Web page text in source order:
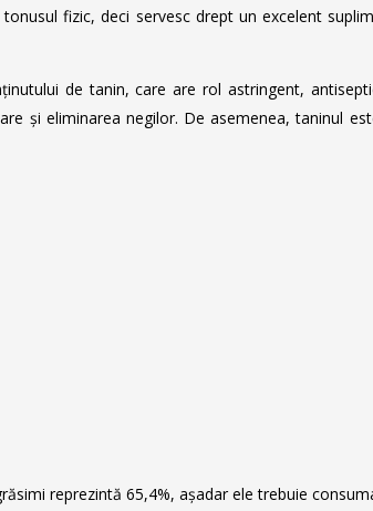
fizic, deci servesc drept un excelent
de tanin, care are rol astringent,
și eliminarea negilor. De asemenea, taninul
reprezintă 65,4%, așadar ele trebuie